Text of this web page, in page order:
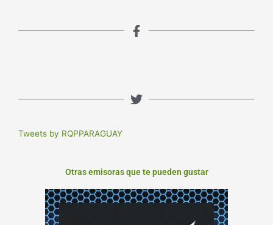
Tweets by RQPPARAGUAY
Otras emisoras que te pueden gustar